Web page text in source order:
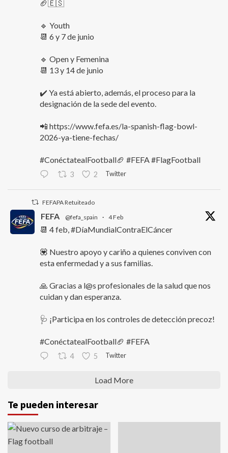
🏈🇪🇸
🔹 Youth
📆 6 y 7 de junio
🔹 Open y Femenina
📆 13 y 14 de junio
✔️ Ya está abierto, además, el proceso para la
designación de la sede del evento.
📲 https://www.fefa.es/la-spanish-flag-bowl-
2026-ya-tiene-fechas/
#ConéctatealFootball🏈 #FEFA #FlagFootball
3 2 Twitter
FEFAPA Retuiteado
FEFA @fefa_spain · 4 Feb
📆 4 feb, #DíaMundialContraElCáncer
💟 Nuestro apoyo y cariño a quienes conviven con
esta enfermedad y a sus familias.
🙏 Gracias a l@s profesionales de la salud que nos
cuidan y dan esperanza.
🩺 ¡Participa en los controles de detección precoz!
#ConéctatealFootball🏈 #FEFA
4 5 Twitter
Load More
Te pueden interesar